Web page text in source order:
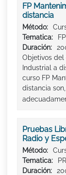
FP
distancia
Método:
Tematica:
Duración:
Objetivos del
Industrial a
curso FP
distancia
Pruebas
Radio y
Método:
Tematica:
Duración: